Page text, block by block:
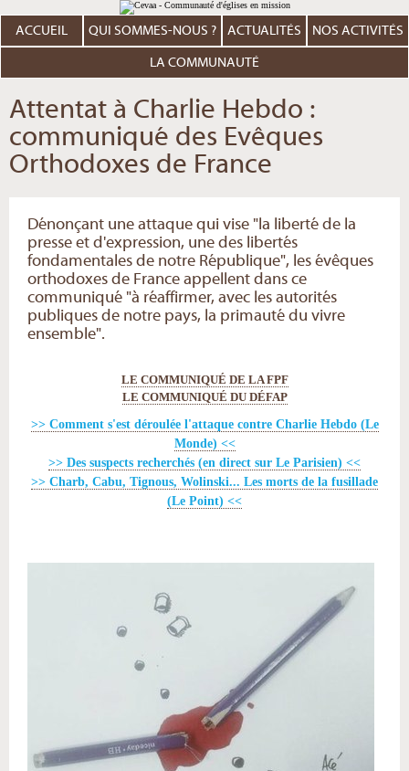
au
contenu.
Aller
personnels
ACCUEIL QUI SOMMES-NOUS ? ACTUALITÉS NOS ACTIVITÉS
LA COMMUNAUTÉ
Attentat à Charlie Hebdo :
communiqué des Evêques
Orthodoxes de France
Dénonçant une attaque qui vise "la liberté de la
presse et d'expression, une des libertés
fondamentales de notre République", les évêques
orthodoxes de France appellent dans ce
communiqué "à réaffirmer, avec les autorités
publiques de notre pays, la primauté du vivre
ensemble".
LE COMMUNIQUÉ DE LA FPF
LE COMMUNIQUÉ DU DÉFAP
>> Comment s'est déroulée l'attaque contre Charlie Hebdo (Le
Monde) <<
>> Des suspects recherchés (en direct sur Le Parisien) <<
>> Charb, Cabu, Tignous, Wolinski... Les morts de la fusillade
(Le Point) <<